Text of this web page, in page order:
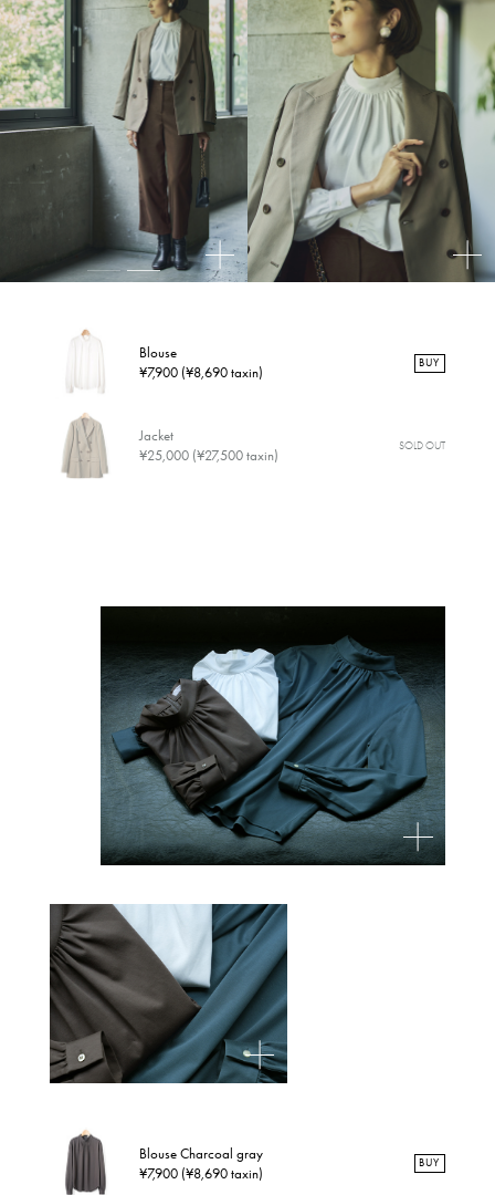
Blouse
¥7,900 (¥8,690 taxin)
BUY
Jacket
¥25,000 (¥27,500 taxin)
SOLD OUT
Blouse Charcoal gray
¥7,900 (¥8,690 taxin)
BUY